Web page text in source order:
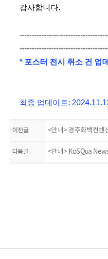
감사합니다.
* 포스터 전시 취소 건 업
최종 업데이트:
이전글 <안내> 경주화백컨벤
다음글 <안내> KoSQua